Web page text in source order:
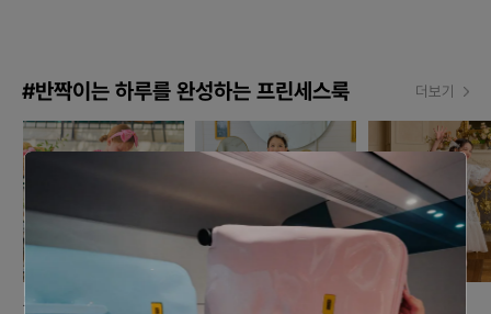
#반짝이는 하루를 완성하는 프린세스룩 더보기
노엘드엠마 노엘드엠마 노엘드엠마